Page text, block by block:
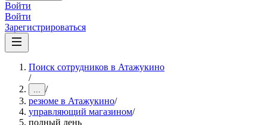
Войти
Войти
Зарегистрироваться
Поиск сотрудников в Атажукино
/
... /
резюме в Атажукино/
управляющий магазином/
полный день